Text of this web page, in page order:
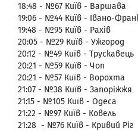
18:48 - №67 Київ - Варшава
19:06 - №44 Київ - Івано-
19:48 - №95 Київ - Рахів
20:05 - №29 Київ - Ужгород
20:12 - №49 Київ - Трускавець
20:21 - №59 Київ - Чоп
20:21 - №57 Київ - Ворохта
21:07 - №38 Київ - Запоріжжя
21:15 - №105 Київ - Одеса
21:22 - №97 Київ - Ковель
21:28 - №76 Київ - Кривий Ріг